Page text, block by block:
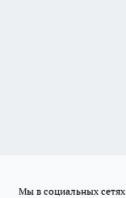
Мы в социальных сетях